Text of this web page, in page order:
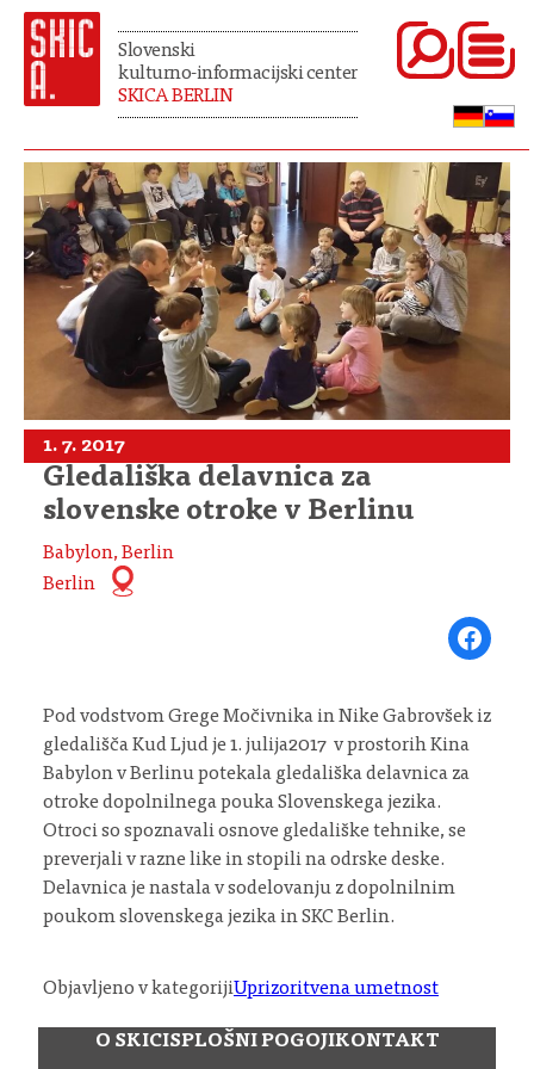
Slovenski
kulturno-informacijski center
SKICA BERLIN
1. 7. 2017
Gledališka delavnica za
slovenske otroke v Berlinu
Babylon, Berlin
Berlin
Share on
Pod vodstvom Grege Močivnika in Nike Gabrovšek iz
gledališča Kud Ljud je 1. julija2017 v prostorih Kina
Babylon v Berlinu potekala gledališka delavnica za
otroke dopolnilnega pouka Slovenskega jezika.
Otroci so spoznavali osnove gledališke tehnike, se
preverjali v razne like in stopili na odrske deske.
Delavnica je nastala v sodelovanju z dopolnilnim
poukom slovenskega jezika in SKC Berlin.
Objavljeno v kategorijiUprizoritvena umetnost
O SKICISPLOŠNI POGOJIKONTAKT